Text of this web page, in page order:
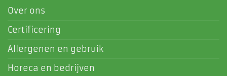
Over ons
Certificering
Allergenen en gebruik
Horeca en bedrijven